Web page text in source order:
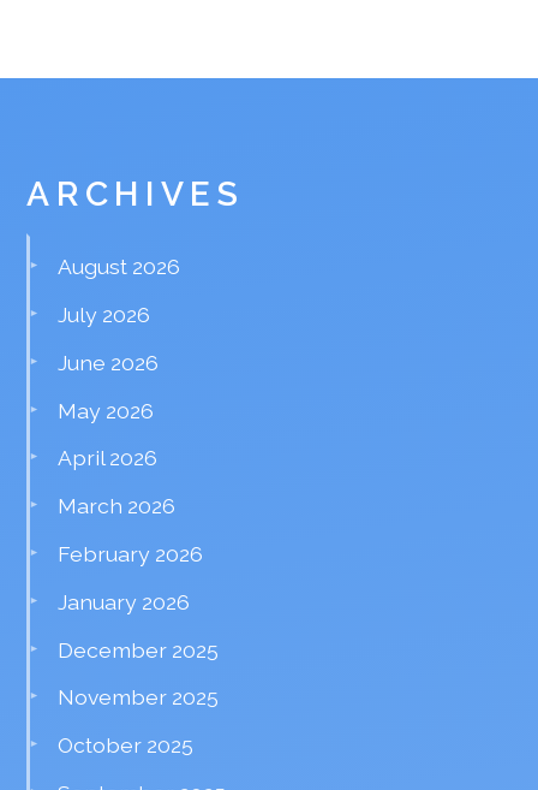
ARCHIVES
August 2026
July 2026
June 2026
May 2026
April 2026
March 2026
February 2026
January 2026
December 2025
November 2025
October 2025